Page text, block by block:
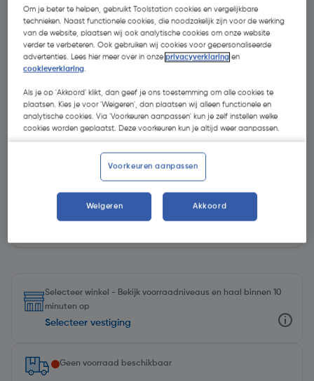
- 69 %
€ 4,71
Kies productvariant(7)
Selecteer winkel - Bekijk voorraadniveaus en haal binnen 10
minuten op
Selecteer vestiging
Geen voorraad beschikbaar
Om je beter te helpen, gebruikt Toolstation cookies en vergelijkbare
technieken. Naast functionele cookies, die noodzakelijk zijn voor de werking
van de website, plaatsen wij ook analytische cookies om onze website
verder te verbeteren. Ook gebruiken wij cookies voor gepersonaliseerde
advertenties. Lees hier meer over in onzeprivacyverklaring en
cookieverklaring.
Als je op 'Akkoord' klikt, dan geef je ons toestemming om alle cookies te
plaatsen. Kies je voor 'Weigeren', dan plaatsen wij alleen functionele en
analytische cookies. Via 'Voorkeuren aanpassen' kun je zelf instellen welke
cookies worden geplaatst. Deze voorkeuren kun je altijd weer aanpassen.
Voorkeuren aanpassen
Weigeren Akkoord